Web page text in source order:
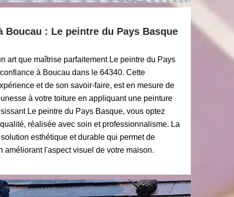
Boucau : Le peintre du Pays Basque
art que maîtrise parfaitement Le peintre du Pays
à Boucau dans le 64340. Cette
et de son savoir-faire, est en mesure de
à votre toiture en appliquant une peinture
Le peintre du Pays Basque, vous optez
réalisée avec soin et professionnalisme. La
esthétique et durable qui permet de
améliorant l'aspect visuel de votre maison.